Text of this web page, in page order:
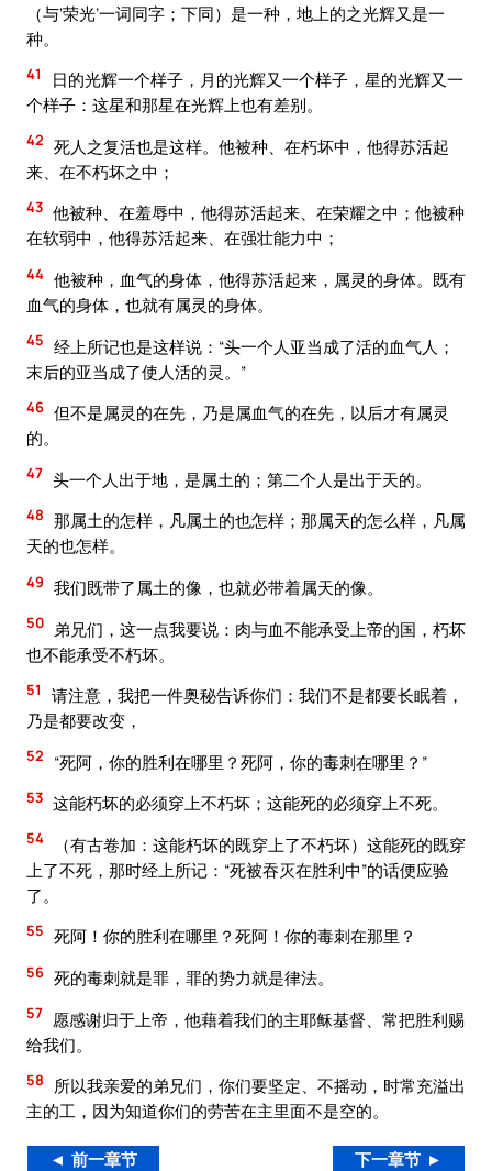
（与‘荣光’一词同字；下同）是一种，地上的之光辉又是一
种。
41
日的光辉一个样子，月的光辉又一个样子，星的光辉又一
个样子：这星和那星在光辉上也有差别。
42 死人之复活也是这样。他被种、在朽坏中，他得苏活起
来、在不朽坏之中；
43 他被种、在羞辱中，他得苏活起来、在荣耀之中；他被种
在软弱中，他得苏活起来、在强壮能力中；
44 他被种，血气的身体，他得苏活起来，属灵的身体。既有
血气的身体，也就有属灵的身体。
45 经上所记也是这样说：“头一个人亚当成了活的血气人；
末后的亚当成了使人活的灵。”
46 但不是属灵的在先，乃是属血气的在先，以后才有属灵
的。
47 头一个人出于地，是属土的；第二个人是出于天的。
48 那属土的怎样，凡属土的也怎样；那属天的怎么样，凡属
天的也怎样。
49 我们既带了属土的像，也就必带着属天的像。
50
弟兄们，这一点我要说：肉与血不能承受上帝的国，朽坏
也不能承受不朽坏。
51
请注意，我把一件奥秘告诉你们：我们不是都要长眠着，
乃是都要改变，
52 “死阿，你的胜利在哪里？死阿，你的毒刺在哪里？”
53 这能朽坏的必须穿上不朽坏；这能死的必须穿上不死。
54
（有古卷加：这能朽坏的既穿上了不朽坏）这能死的既穿
上了不死，那时经上所记：“死被吞灭在胜利中”的话便应验
了。
55 死阿！你的胜利在哪里？死阿！你的毒刺在那里？
56 死的毒刺就是罪，罪的势力就是律法。
57 愿感谢归于上帝，他藉着我们的主耶稣基督、常把胜利赐
给我们。
58
所以我亲爱的弟兄们，你们要坚定、不摇动，时常充溢出
主的工，因为知道你们的劳苦在主里面不是空的。
◄ 前一章节 下一章节 ►